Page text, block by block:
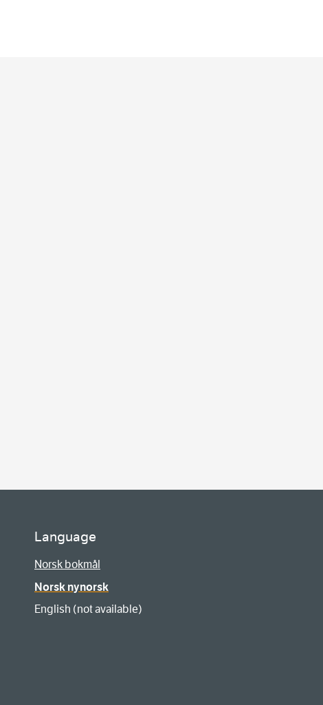
Language
Norsk bokmål
Norsk nynorsk
English (not available)